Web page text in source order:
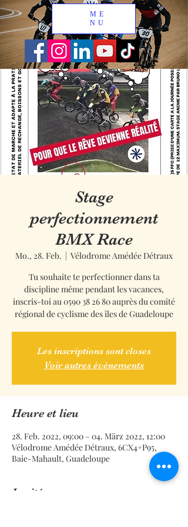
ME
NU
Stage
perfectionnement
BMX Race
Mo., 28. Feb.
  |
Vélodrome Amédée Détraux
Tu souhaite te perfectionner dans ta
discipline même pendant les vacances,
inscris-toi au 0590 38 26 80 auprès du comité
régional de cyclisme des îles de Guadeloupe
Les inscriptions sont closes
Voir autres événements
Heure et lieu
28. Feb. 2022, 09:00 – 04. März 2022, 12:00
Vélodrome Amédée Détraux, 6CX4+P95,
Baie-Mahault, Guadeloupe
Invités